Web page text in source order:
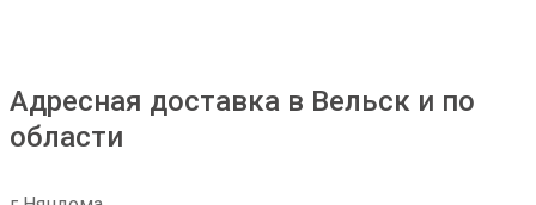
Адресная доставка в Вельск и по
области